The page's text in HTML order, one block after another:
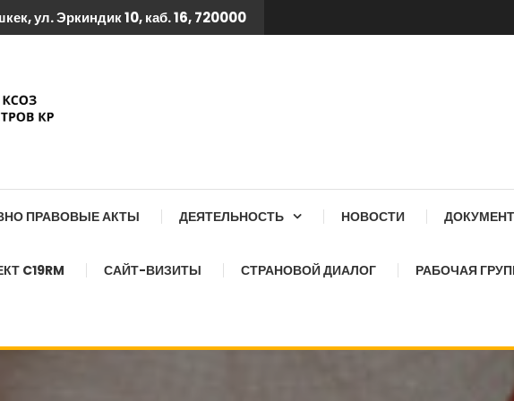
ул. Эркиндик 10, каб. 16, 720000
ПРАВОВЫЕ АКТЫ ДЕЯТЕЛЬНОСТЬ НОВОСТИ
C19RM САЙТ-ВИЗИТЫ СТРАНОВОЙ ДИАЛОГ РАБОЧАЯ